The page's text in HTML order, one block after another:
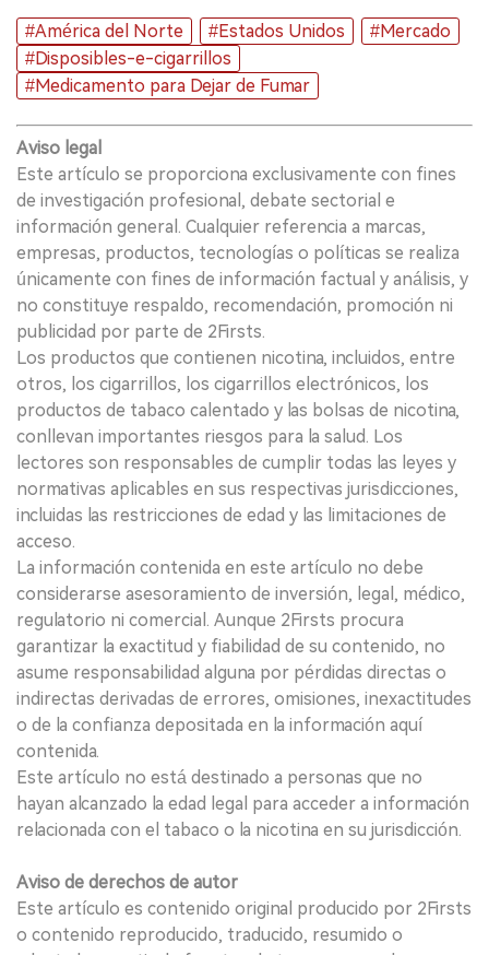
#América del Norte #Estados Unidos
#Mercado
#Disposibles-e-cigarrillos
#Medicamento para Dejar de Fumar
Aviso legal
Este artículo se proporciona exclusivamente con fines
de investigación profesional, debate sectorial e
información general. Cualquier referencia a marcas,
empresas, productos, tecnologías o políticas se realiza
únicamente con fines de información factual y análisis, y
no constituye respaldo, recomendación, promoción ni
publicidad por parte de 2Firsts.
Los productos que contienen nicotina, incluidos, entre
otros, los cigarrillos, los cigarrillos electrónicos, los
productos de tabaco calentado y las bolsas de nicotina,
conllevan importantes riesgos para la salud. Los
lectores son responsables de cumplir todas las leyes y
normativas aplicables en sus respectivas jurisdicciones,
incluidas las restricciones de edad y las limitaciones de
acceso.
La información contenida en este artículo no debe
considerarse asesoramiento de inversión, legal, médico,
regulatorio ni comercial. Aunque 2Firsts procura
garantizar la exactitud y fiabilidad de su contenido, no
asume responsabilidad alguna por pérdidas directas o
indirectas derivadas de errores, omisiones, inexactitudes
o de la confianza depositada en la información aquí
contenida.
Este artículo no está destinado a personas que no
hayan alcanzado la edad legal para acceder a información
relacionada con el tabaco o la nicotina en su jurisdicción.
Aviso de derechos de autor
Este artículo es contenido original producido por 2Firsts
o contenido reproducido, traducido, resumido o